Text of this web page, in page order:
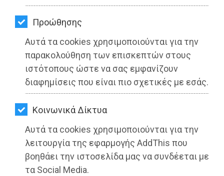
Προώθησης
Αυτά τα cookies χρησιμοποιούνται για την
παρακολούθηση των επισκεπτών στους
ιστότοπους ώστε να σας εμφανίζουν
διαφημίσεις που είναι πιο σχετικές με εσάς.
Kοινωνικά Δίκτυα
Αυτά τα cookies χρησιμοποιούνται για την
λειτουργία της εφαρμογής AddThis που
βοηθάει την ιστοσελίδα μας να συνδέεται με
τα Social Media.
ΚΑΤΟΙΚΙΔΙΟ
ΑΓΓΕΛΙΕΣ
ΕΦΗΜΕΡΙΔΕΣ
OΔΗΓΟΣ
ΑΓΟΡΑΣ
ΨΙΘΥΡΟΙ
ΑΠΟΣΤΟΛΗ
ΑΡΘΡΩΝ